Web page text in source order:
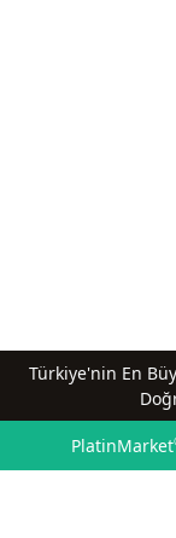
Türkiye'nin En
PlatinMarket